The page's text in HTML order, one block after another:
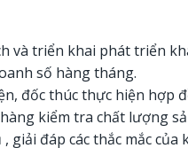
và triển khai phát triển
số hàng tháng.
đốc thúc thực hiện hợp
kiểm tra chất lượng
, giải đáp các thắc mắc